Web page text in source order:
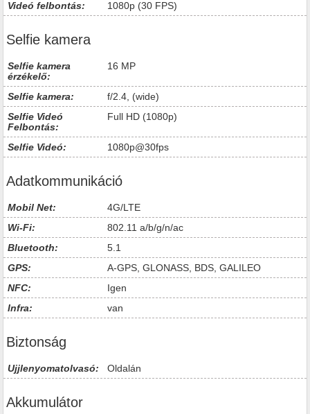
Videó felbontás: 1080p (30 FPS)
Selfie kamera
Selfie kamera
érzékelő:
16 MP
Selfie kamera:
f/2.4, (wide)
Selfie Videó
Felbontás:
Full HD (1080p)
Selfie Videó: 1080p@30fps
Adatkommunikáció
Mobil Net:
4G/LTE
Wi-Fi:
802.11 a/b/g/n/ac
Bluetooth:
5.1
GPS:
A-GPS, GLONASS, BDS, GALILEO
NFC:
Igen
Infra:
van
Biztonság
Ujjlenyomatolvasó: Oldalán
Akkumulátor